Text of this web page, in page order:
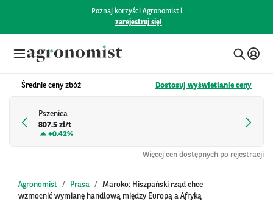
Poznaj korzyści Agronomist i
zarejestruj się!
Średnie ceny zbóż Dostosuj wyświetlanie ceny
Pszenica
807.5 zł/t
+0.42%
Więcej cen dostępnych po rejestracji
Agronomist Prasa
Maroko: Hiszpański rząd chce
wzmocnić wymianę handlową między Europą a Afryką